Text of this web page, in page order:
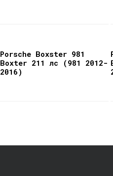
Porsche Boxster 981
Boxter 211 лс (981 2012-
2016)